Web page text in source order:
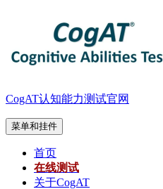
容
CogAT认知能力测试官网
菜单和挂件
首页
在线测试
关于CogAT